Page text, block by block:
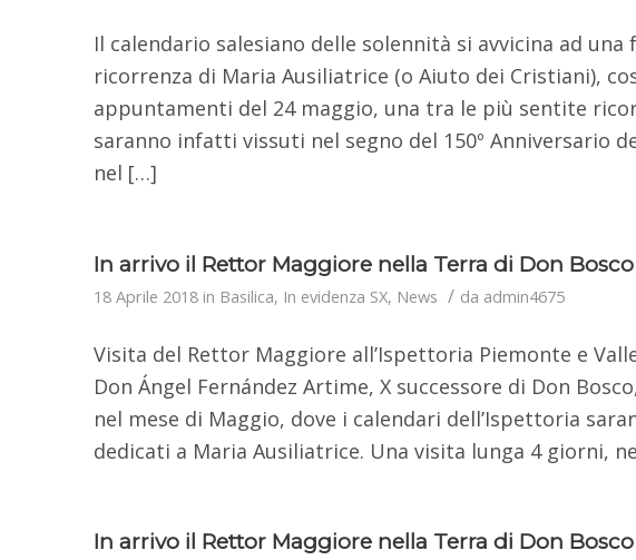
Il calendario salesiano delle solennità si avvicina ad una
ricorrenza di Maria Ausiliatrice (o Aiuto dei Cristiani),
appuntamenti del 24 maggio, una tra le più sentite
saranno infatti vissuti nel segno del 150º Anniversario
nel […]
In arrivo il Rettor Maggiore nella Terra di Don Bosco
18 Aprile 2018 in Basilica, In evidenza SX, News / da admin4675
Visita del Rettor Maggiore all’Ispettoria Piemonte e
Don Ángel Fernández Artime, X successore di Don
nel mese di Maggio, dove i calendari dell’Ispettoria
dedicati a Maria Ausiliatrice. Una visita lunga 4 giorni,
In arrivo il Rettor Maggiore nella Terra di Don Bosco